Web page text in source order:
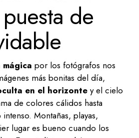
de
por los fotógrafos nos
más bonitas del día,
en el horizonte y el cielo
de colores cálidos hasta
Montañas, playas,
lugar es bueno cuando los